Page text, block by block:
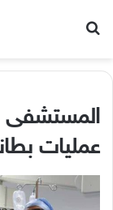
المستشفى
عمليات